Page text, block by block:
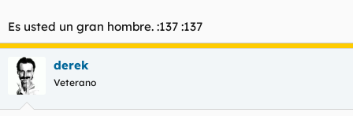
Es usted un gran hombre. :137 :137
derek
Veterano